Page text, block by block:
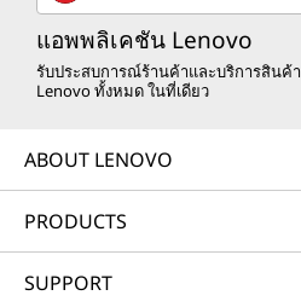
แอพพลิเคชัน Lenovo
รับประสบการณ์ร้านค้าและบริการสินค้า
Lenovo ทั้งหมด ในที่เดียว
ABOUT LENOVO
PRODUCTS
SUPPORT